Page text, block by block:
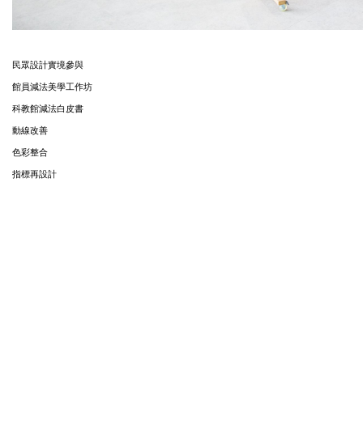
民眾設計實境參與
館員減法美學工作坊
科教館減法白皮書
動線改善
色彩整合
指標再設計